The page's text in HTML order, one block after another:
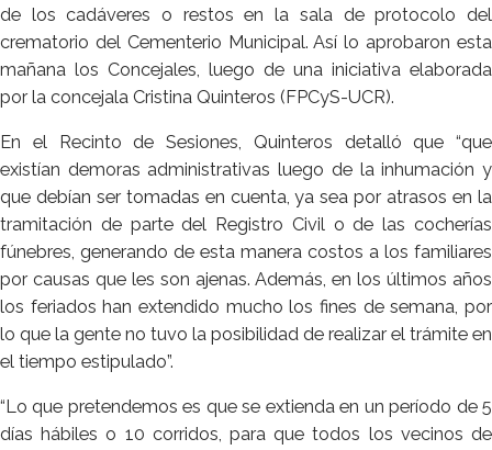
de los cadáveres o restos en la sala de protocolo del
crematorio del Cementerio Municipal. Así lo aprobaron esta
mañana los Concejales, luego de una iniciativa elaborada
por la concejala Cristina Quinteros (FPCyS-UCR).
En el Recinto de Sesiones, Quinteros detalló que “que
existían demoras administrativas luego de la inhumación y
que debían ser tomadas en cuenta, ya sea por atrasos en la
tramitación de parte del Registro Civil o de las cocherías
fúnebres, generando de esta manera costos a los familiares
por causas que les son ajenas. Además, en los últimos años
los feriados han extendido mucho los fines de semana, por
lo que la gente no tuvo la posibilidad de realizar el trámite en
el tiempo estipulado”.
“Lo que pretendemos es que se extienda en un período de 5
días hábiles o 10 corridos, para que todos los vecinos de